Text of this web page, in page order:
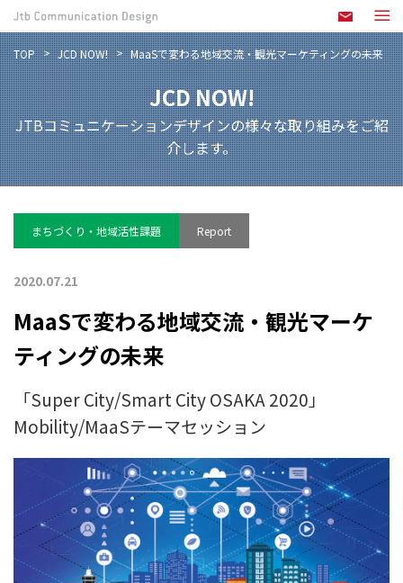
TOP JCD NOW! MaaSで変わる地域交流・観光マーケティングの未来
JCD NOW!
JTBコミュニケーションデザインの様々な取り組みをご紹
介します。
まちづくり・地域活性課題 Report
2020.07.21
MaaSで変わる地域交流・観光マーケ
ティングの未来
「Super City/Smart City OSAKA 2020」
Mobility/MaaSテーマセッション